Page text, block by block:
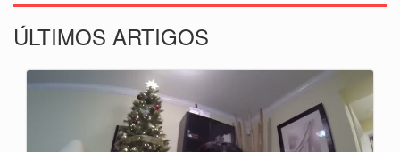
ÚLTIMOS ARTIGOS